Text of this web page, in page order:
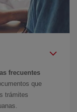
frecuentes
que
trámites